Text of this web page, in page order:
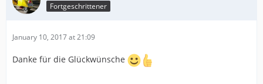
Fortgeschrittener
January 10, 2017 at 21:09
Danke für die Glückwünsche